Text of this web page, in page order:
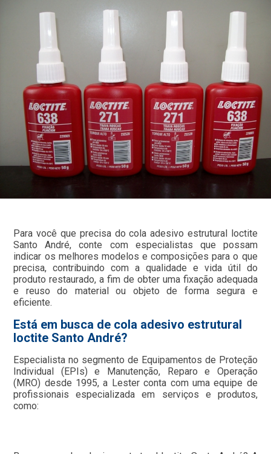
Para você que precisa do cola adesivo estrutural loctite
Santo André, conte com especialistas que possam
indicar os melhores modelos e composições para o que
precisa, contribuindo com a qualidade e vida útil do
produto restaurado, a fim de obter uma fixação adequada
e reuso do material ou objeto de forma segura e
eficiente.
Está em busca de cola adesivo estrutural
loctite Santo André?
Especialista no segmento de Equipamentos de Proteção
Individual (EPIs) e Manutenção, Reparo e Operação
(MRO) desde 1995, a Lester conta com uma equipe de
profissionais especializada em serviços e produtos,
como: